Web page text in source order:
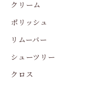
クリーム
ポリッシュ
リムーバー
シューツリー
クロス